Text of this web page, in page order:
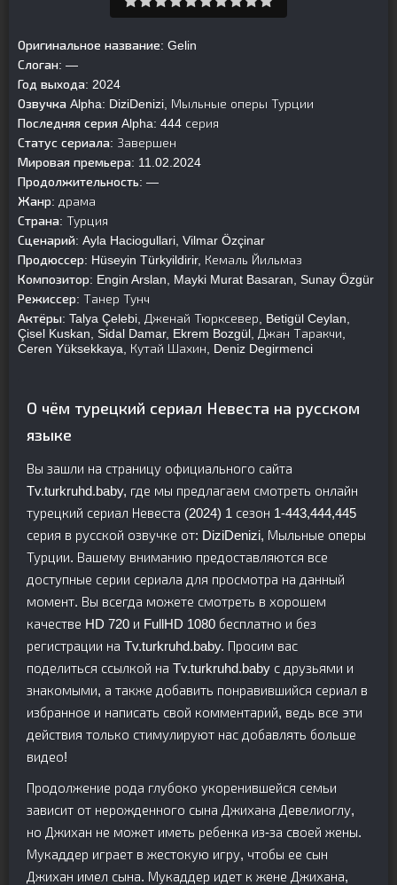
Оригинальное название: Gelin
Слоган: —
Год выхода: 2024
Озвучка Alpha: DiziDenizi, Мыльные оперы Турции
Последняя серия Alpha: 444 серия
Статус сериала: Завершен
Мировая премьера: 11.02.2024
Продолжительность: —
Жанр: драма
Страна: Турция
Сценарий: Ayla Haciogullari, Vilmar Özçinar
Продюссер: Hüseyin Türkyildirir, Кемаль Йильмаз
Композитор: Engin Arslan, Mayki Murat Basaran, Sunay Özgür
Режиссер: Танер Тунч
Актёры: Talya Çelebi, Дженай Тюрксевер, Betigül Ceylan,
Çisel Kuskan, Sidal Damar, Ekrem Bozgül, Джан Таракчи,
Ceren Yüksekkaya, Кутай Шахин, Deniz Degirmenci
О чём турецкий сериал Невеста на русском
языке
Вы зашли на страницу официального сайта
Tv.turkruhd.baby, где мы предлагаем смотреть онлайн
турецкий сериал Невеста (2024) 1 сезон 1-443,444,445
серия в русской озвучке от: DiziDenizi, Мыльные оперы
Турции. Вашему вниманию предоставляются все
доступные серии сериала для просмотра на данный
момент. Вы всегда можете смотреть в хорошем
качестве HD 720 и FullHD 1080 бесплатно и без
регистрации на Tv.turkruhd.baby. Просим вас
поделиться ссылкой на Tv.turkruhd.baby с друзьями и
знакомыми, а также добавить понравившийся сериал в
избранное и написать свой комментарий, ведь все эти
действия только стимулируют нас добавлять больше
видео!
Продолжение рода глубоко укоренившейся семьи
зависит от нерожденного сына Джихана Девелиоглу,
но Джихан не может иметь ребенка из-за своей жены.
Мукаддер играет в жестокую игру, чтобы ее сын
Джихан имел сына. Мукаддер идет к жене Джихана,